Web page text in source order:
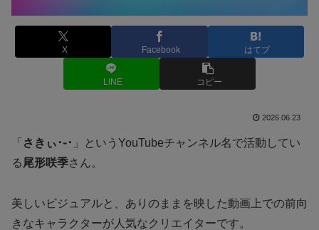
X Facebook はてブ
LINE コピー
2026.06.23
「 さきぃ･֊･ 」というYouTubeチャンネル名で活動してい
る 尾形咲季さん。
美しいビジュアルと、ありのままを映した動画上での前向
きなキャラクターが人気なクリエイターです。